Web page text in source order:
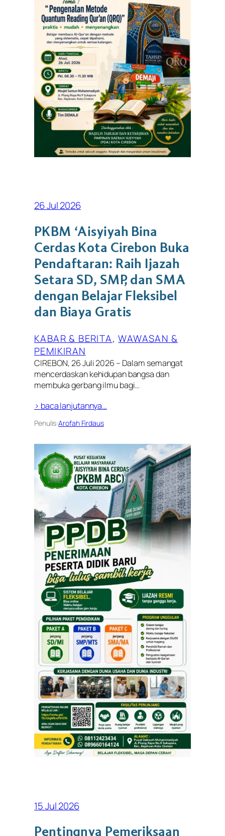
26 Jul 2026
PKBM ‘Aisyiyah Bina
Cerdas Kota Cirebon Buka
Pendaftaran: Raih Ijazah
Setara SD, SMP, dan SMA
dengan Belajar Fleksibel
dan Biaya Gratis
KABAR & BERITA, WAWASAN &
PEMIKIRAN
CIREBON, 26 Juli 2026 – Dalam semangat
mencerdaskan kehidupan bangsa dan
membuka gerbang ilmu bagi…
> baca lanjutannya…
Penulis:Arofah Firdaus
15 Jul 2026
Pentingnya Pemeriksaan